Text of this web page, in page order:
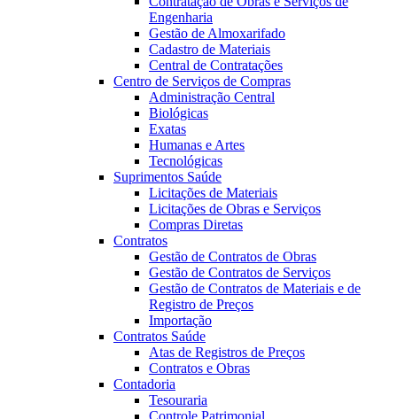
Engenharia
Gestão de Almoxarifado
Cadastro de Materiais
Central de Contratações
Centro de Serviços de Compras
Administração Central
Biológicas
Exatas
Humanas e Artes
Tecnológicas
Suprimentos Saúde
Licitações de Materiais
Licitações de Obras e Serviços
Compras Diretas
Contratos
Gestão de Contratos de Obras
Gestão de Contratos de Serviços
Gestão de Contratos de Materiais e de
Registro de Preços
Importação
Contratos Saúde
Atas de Registros de Preços
Contratos e Obras
Contadoria
Tesouraria
Controle Patrimonial